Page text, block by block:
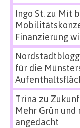
Ingo St.zu Mit
Finanzierung
für die
Trina zu
Mehr Grün
angedacht